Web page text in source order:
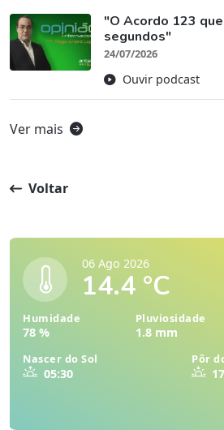
"O Acordo 123
segundos"
24/07/2026
Ouvir podcast
Ver mais
Voltar
06 Ago 2026
14.4 °C
Humidade
78 %
Pluviosidade
1.8 mm
Nascer do Sol
05:30
Pôr